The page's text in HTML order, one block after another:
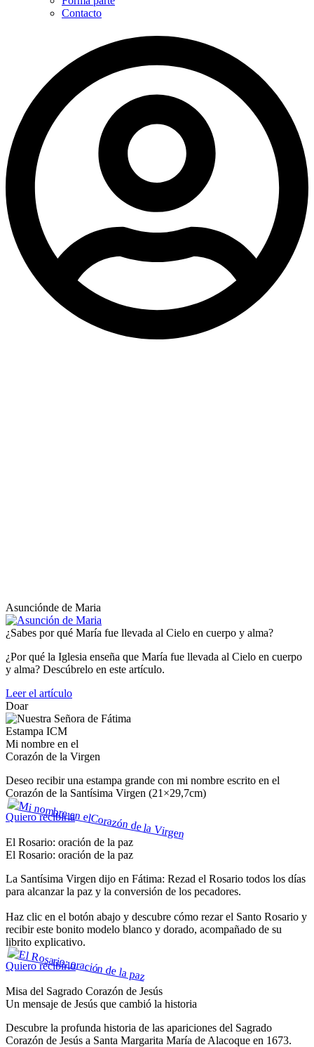
Contacto
Asunciónde de Maria
¿Sabes por qué María fue llevada al Cielo en cuerpo y alma?
¿Por qué la Iglesia enseña que María fue llevada al Cielo en cuerpo
y alma? Descúbrelo en este artículo.
Leer el artículo
Doar
Estampa ICM
Mi nombre en el
Corazón de la Virgen
Deseo recibir una estampa grande con mi nombre escrito en el
Corazón de la Santísima Virgen (21×29,7cm)
Quiero recibirla
El Rosario: oración de la paz
El Rosario: oración de la paz
La Santísima Virgen dijo en Fátima: Rezad el Rosario todos los días
para alcanzar la paz y la conversión de los pecadores.
Haz clic en el botón abajo y descubre cómo rezar el Santo Rosario y
recibir este bonito modelo blanco y dorado, acompañado de su
librito explicativo.
Quiero recibirlo
Misa del Sagrado Corazón de Jesús
Un mensaje de Jesús que cambió la historia
Descubre la profunda historia de las apariciones del Sagrado
Corazón de Jesús a Santa Margarita María de Alacoque en 1673.